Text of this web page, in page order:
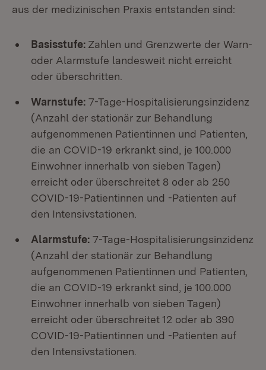
aus der medizinischen Praxis entstanden sind:
Basisstufe: Zahlen und Grenzwerte der Warn-
oder Alarmstufe landesweit nicht erreicht
oder überschritten.
Warnstufe: 7-Tage-Hospitalisierungsinzidenz
(Anzahl der stationär zur Behandlung
aufgenommenen Patientinnen und Patienten,
die an COVID-19 erkrankt sind, je 100.000
Einwohner innerhalb von sieben Tagen)
erreicht oder überschreitet 8 oder ab 250
COVID-19-Patientinnen und -Patienten auf
den Intensivstationen.
Alarmstufe: 7-Tage-Hospitalisierungsinzidenz
(Anzahl der stationär zur Behandlung
aufgenommenen Patientinnen und Patienten,
die an COVID-19 erkrankt sind, je 100.000
Einwohner innerhalb von sieben Tagen)
erreicht oder überschreitet 12 oder ab 390
COVID-19-Patientinnen und -Patienten auf
den Intensivstationen.